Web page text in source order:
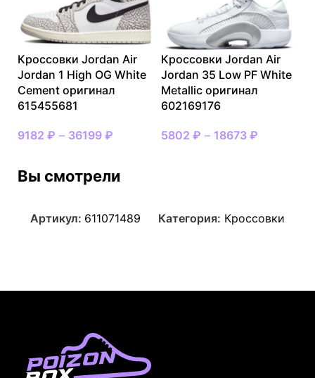
Кроссовки Jordan Air
Jordan 1 High OG White
Cement оригинал
615455681
9182 ₽ – 36199 ₽
Кроссовки Jordan Air
Jordan 35 Low PF White
Metallic оригинал
602169176
5802 ₽ – 18673 ₽
Вы смотрели
Артикул: 611071489 Категория: Кроссовки